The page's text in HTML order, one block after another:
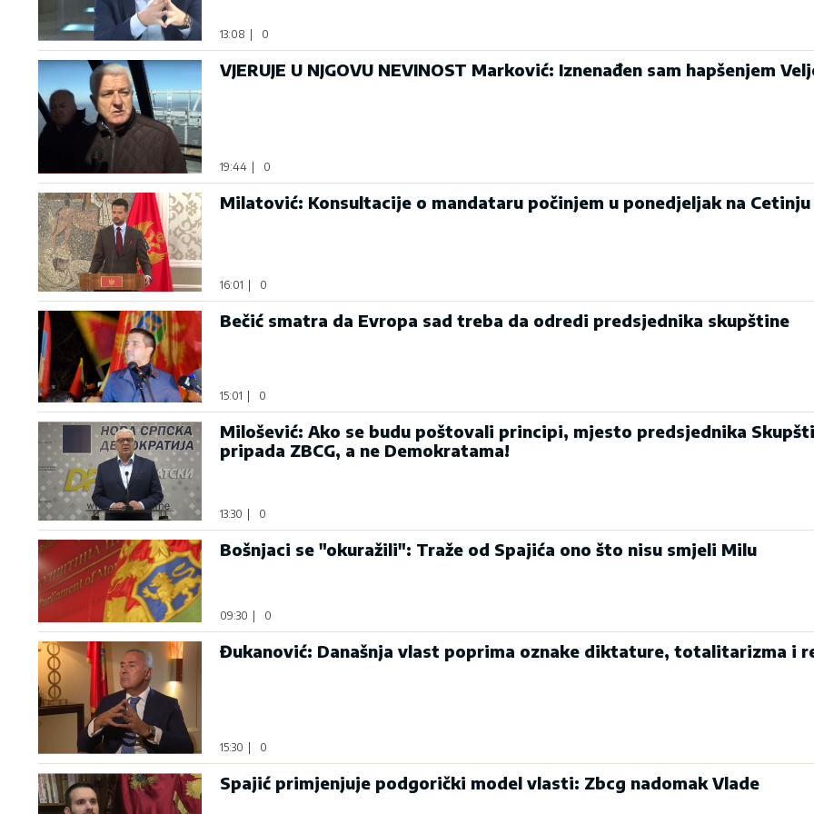
13:08 0
VJERUJE U NJGOVU NEVINOST Marković: Iznenađen sam hapšenjem
19:44 | 0
Milatović: Konsultacije o mandataru počinjem u ponedjeljak na Cetinju
16:01 | 0
Bečić smatra da Evropa sad treba da odredi predsjednika skupštine
15:01 0
Milošević: Ako se budu poštovali principi, mjesto predsjednika
pripada ZBCG, a ne Demokratama!
13:30 0
Bošnjaci se "okuražili": Traže od Spajića ono što nisu smjeli Milu
09:30 0
Đukanović: Današnja vlast poprima oznake diktature, totalitarizma i
15:30 0
Spajić primjenjuje podgorički model vlasti: Zbcg nadomak Vlade